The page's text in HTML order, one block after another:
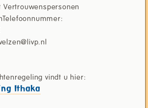
Vertrouwenspersonen
vindt u hier:
Ithaka